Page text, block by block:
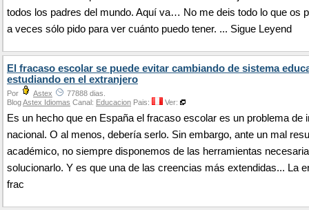
todos los padres del mundo. Aquí va… No me deis todo lo que os
a veces sólo pido para ver cuánto puedo tener. ... Sigue Leyend
El fracaso escolar se puede evitar cambiando de sistema
estudiando en el extranjero
Por Astex
77888 dias.
BlogAstex Idiomas Canal: Educacion Pais: Ver:
Es un hecho que en España el fracaso escolar es un problema de
nacional. O al menos, debería serlo. Sin embargo, ante un mal
académico, no siempre disponemos de las herramientas
solucionarlo. Y es que una de las creencias más extendidas... La
frac